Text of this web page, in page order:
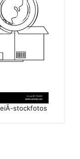
stockfotos